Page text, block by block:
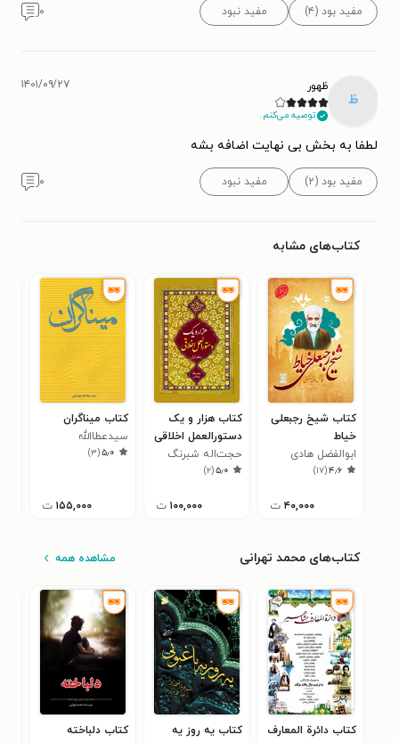
مفید بود (۴) مفید نبود ۰
ظ
ظهور
توصیه می‌کنم.
۱۴۰۱/۰۹/۲۷
لطفا به بخش بی نهایت اضافه بشه
مفید بود (۲) مفید نبود ۰
کتاب‌های مشابه
کتاب شیخ رجبعلی
خیاط
ابوالفضل هادی
منش
۴٫۶(۱۷)
۴۰,۰۰۰ ت
کتاب هزار و یک
دستورالعمل اخلاقی
حجت‌اله شبرنگ
مریدانی
۵٫۰(۲)
۱۰۰,۰۰۰ ت
کتاب میناگران
سیدعطاالله
مهاجرانی
۵٫۰(۳)
۱۵۵,۰۰۰ ت
کتاب‌های محمد تهرانی مشاهده همه
کتاب دائرة المعارف
کتاب یه روز یه
کتاب دلباخته